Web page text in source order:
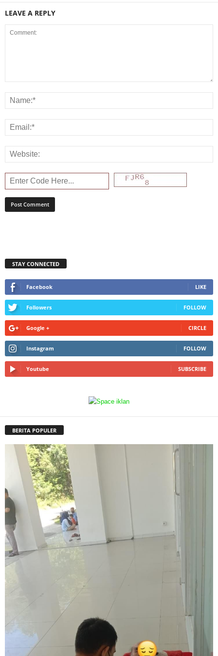
LEAVE A REPLY
STAY CONNECTED
Facebook LIKE
Followers FOLLOW
Google + CIRCLE
Instagram FOLLOW
Youtube SUBSCRIBE
BERITA POPULER